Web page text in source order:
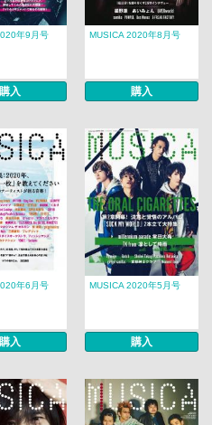
年9月号
購入
MUSICA 2020年8月号
購入
年6月号
購入
MUSICA 2020年5月号
購入